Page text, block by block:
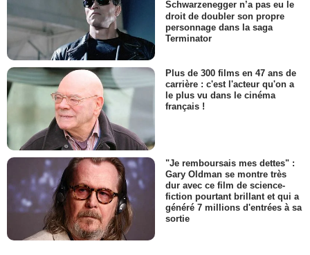
Schwarzenegger n’a pas eu le
droit de doubler son propre
personnage dans la saga
Terminator
Plus de 300 films en 47 ans de
carrière : c'est l'acteur qu'on a
le plus vu dans le cinéma
français !
"Je remboursais mes dettes" :
Gary Oldman se montre très
dur avec ce film de science-
fiction pourtant brillant et qui a
généré 7 millions d'entrées à sa
sortie